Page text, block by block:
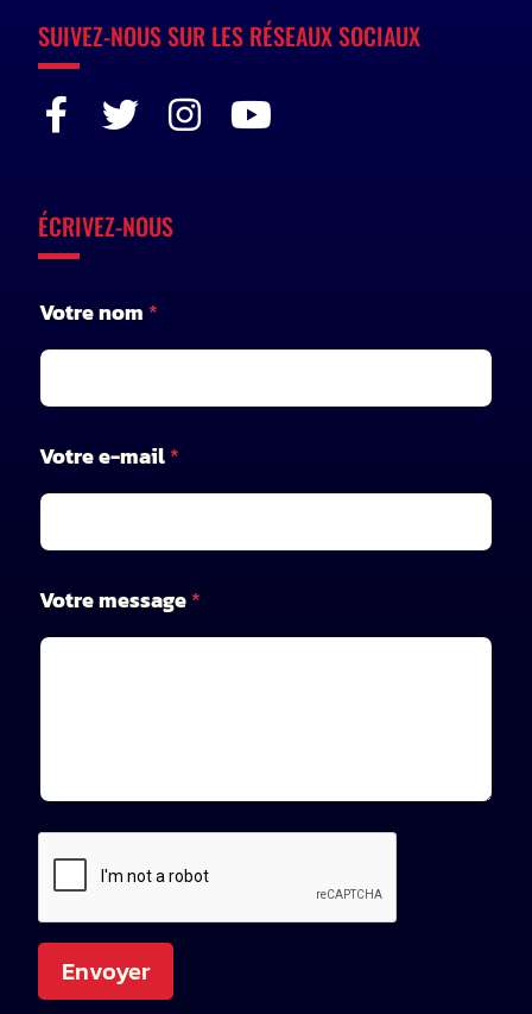
SUIVEZ-NOUS SUR LES RÉSEAUX SOCIAUX
ÉCRIVEZ-NOUS
Votre nom *
V
o
t
r
*
Votre e-mail*
Votre message*
Envoyer